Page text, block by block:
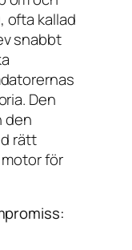
, ofta kallad
snabbt
Den
den
rätt
för